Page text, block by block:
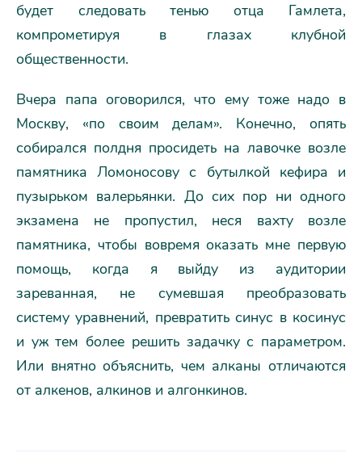
будет следовать тенью отца Гамлета,
компрометируя в глазах клубной
общественности.
Вчера папа оговорился, что ему тоже надо в
Москву, «по своим делам». Конечно, опять
собирался полдня просидеть на лавочке возле
памятника Ломоносову с бутылкой кефира и
пузырьком валерьянки. До сих пор ни одного
экзамена не пропустил, неся вахту возле
памятника, чтобы вовремя оказать мне первую
помощь, когда я выйду из аудитории
зареванная, не сумевшая преобразовать
систему уравнений, превратить синус в косинус
и уж тем более решить задачку с параметром.
Или внятно объяснить, чем алканы отличаются
от алкенов, алкинов и алгонкинов.